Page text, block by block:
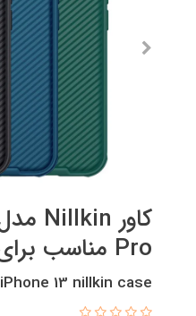
Pro مناسب برای iPhone 13
iPhone 13 nillkin case